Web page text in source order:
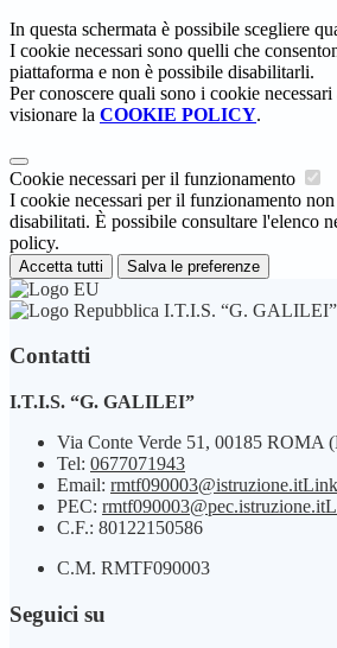
In questa schermata è possibile scegliere
I cookie necessari sono quelli che
piattaforma e non è possibile disabilitarli.
Per conoscere quali sono i cookie
visionare la COOKIE POLICY.
Cookie necessari per il funzionamento
I cookie necessari per il funzionamento non
disabilitati. È possibile consultare l'elenco
policy.
Accetta tutti Salva le preferenze
I.T.I.S. “G. GALILEI”
Contatti
I.T.I.S. “G. GALILEI”
Via Conte Verde 51, 00185 ROMA
Tel: 0677071943
Email: rmtf090003@istruzione.it
PEC: rmtf090003@pec.istruzione.it
C.F.: 80122150586
C.M. RMTF090003
Seguici su